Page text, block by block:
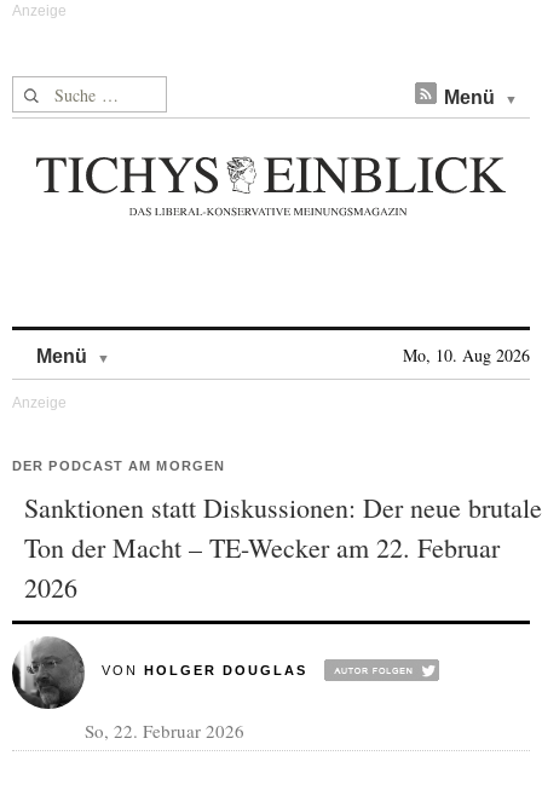
Suche nach: Menü
Menü Mo, 10. Aug 2026
DER PODCAST AM MORGEN
Sanktionen statt Diskussionen: Der neue brutale
Ton der Macht – TE-Wecker am 22. Februar
2026
VON HOLGER DOUGLAS
So, 22. Februar 2026